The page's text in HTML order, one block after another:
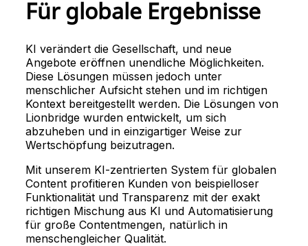
Für globale Ergebnisse
KI verändert die Gesellschaft, und neue
Angebote eröffnen unendliche Möglichkeiten.
Diese Lösungen müssen jedoch unter
menschlicher Aufsicht stehen und im richtigen
Kontext bereitgestellt werden. Die Lösungen von
Lionbridge wurden entwickelt, um sich
abzuheben und in einzigartiger Weise zur
Wertschöpfung beizutragen.
Mit unserem KI-zentrierten System für globalen
Content profitieren Kunden von beispielloser
Funktionalität und Transparenz mit der exakt
richtigen Mischung aus KI und Automatisierung
für große Contentmengen, natürlich in
menschengleicher Qualität.